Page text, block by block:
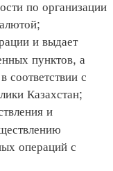
по организации
и выдает
пунктов, а
соответствии с
Казахстан;
и
операций с